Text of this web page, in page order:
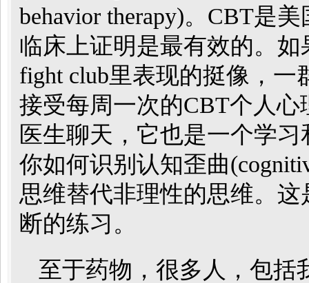
behavior therapy)。CBT是
临床上证明是最有效的。
fight club里表现的挺像，
接受每周一次的CBT个人
医生聊天，它也是一个学
你如何识别认知歪曲
思维替代非理性的思维。
断的练习。
至于药物，很多人，包括